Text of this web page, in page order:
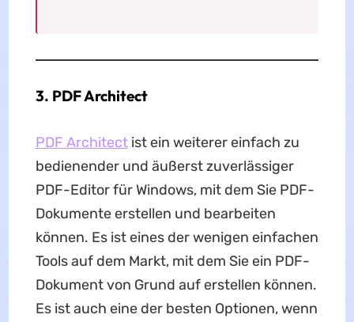
3. PDF Architect
PDF Architectist ein weiterer einfach zu
bedienender und äußerst zuverlässiger
PDF-Editor für Windows, mit dem Sie PDF-
Dokumente erstellen und bearbeiten
können. Es ist eines der wenigen einfachen
Tools auf dem Markt, mit dem Sie ein PDF-
Dokument von Grund auf erstellen können.
Es ist auch eine der besten Optionen, wenn